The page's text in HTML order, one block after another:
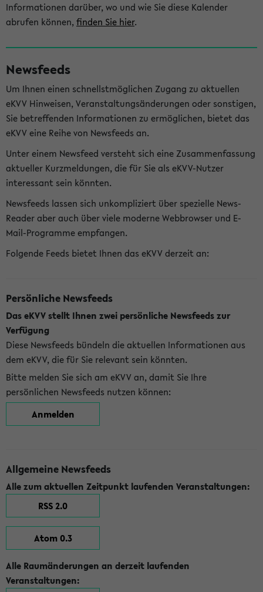
Informationen darüber, wo und wie Sie diese Kalender
abrufen können, finden Sie hier.
Newsfeeds
Um Ihnen einen schnellstmöglichen Zugang zu aktuellen
eKVV Hinweisen, Veranstaltungsänderungen oder sonstigen,
Sie betreffenden Informationen zu ermöglichen, bietet das
eKVV eine Reihe von Newsfeeds an.
Unter einem Newsfeed versteht sich eine Zusammenfassung
aktueller Kurzmeldungen, die für Sie als eKVV-Nutzer
interessant sein könnten.
Newsfeeds lassen sich unkompliziert über spezielle News-
Reader aber auch über viele moderne Webbrowser und E-
Mail-Programme empfangen.
Folgende Feeds bietet Ihnen das eKVV derzeit an:
Persönliche Newsfeeds
Das eKVV stellt Ihnen zwei persönliche Newsfeeds zur
Verfügung
Diese Newsfeeds bündeln die aktuellen Informationen aus
dem eKVV, die für Sie relevant sein könnten.
Bitte melden Sie sich am eKVV an, damit Sie Ihre
persönlichen Newsfeeds nutzen können:
Anmelden
Allgemeine Newsfeeds
Alle zum aktuellen Zeitpunkt laufenden Veranstaltungen:
RSS 2.0
Atom 0.3
Alle Raumänderungen an derzeit laufenden
Veranstaltungen: